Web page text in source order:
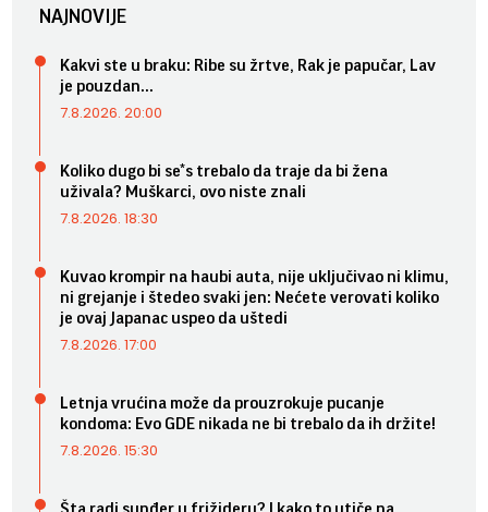
NAJNOVIJE
Kakvi ste u braku: Ribe su žrtve, Rak je papučar, Lav
je pouzdan...
7.8.2026. 20:00
Koliko dugo bi se*s trebalo da traje da bi žena
uživala? Muškarci, ovo niste znali
7.8.2026. 18:30
Kuvao krompir na haubi auta, nije uključivao ni klimu,
ni grejanje i štedeo svaki jen: Nećete verovati koliko
je ovaj Japanac uspeo da uštedi
7.8.2026. 17:00
Letnja vrućina može da prouzrokuje pucanje
kondoma: Evo GDE nikada ne bi trebalo da ih držite!
7.8.2026. 15:30